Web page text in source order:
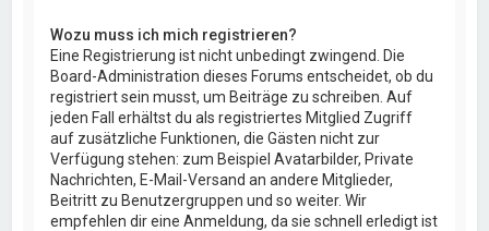
Wozu muss ich mich registrieren?
Eine Registrierung ist nicht unbedingt zwingend. Die
Board-Administration dieses Forums entscheidet, ob du
registriert sein musst, um Beiträge zu schreiben. Auf
jeden Fall erhältst du als registriertes Mitglied Zugriff
auf zusätzliche Funktionen, die Gästen nicht zur
Verfügung stehen: zum Beispiel Avatarbilder, Private
Nachrichten, E-Mail-Versand an andere Mitglieder,
Beitritt zu Benutzergruppen und so weiter. Wir
empfehlen dir eine Anmeldung, da sie schnell erledigt ist